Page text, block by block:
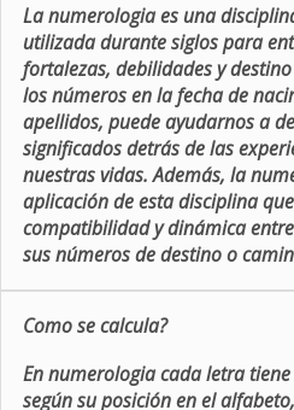
La numerologia es una
utilizada durante siglos para
fortalezas, debilidades y
los números en la fecha de
apellidos, puede ayudarnos a
significados detrás de las
nuestras vidas. Además, la
aplicación de esta disciplina
compatibilidad y dinámica
sus números de destino o
Como se calcula?
En numerologia cada letra
según su posición en el